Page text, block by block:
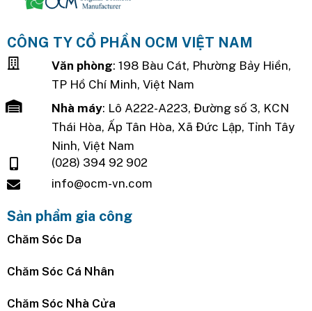
CÔNG TY CỔ PHẦN OCM VIỆT NAM
Văn phòng: 198 Bàu Cát, Phường Bảy Hiền,
TP Hồ Chí Minh, Việt Nam
Nhà máy: Lô A222-A223, Đường số 3, KCN
Thái Hòa, Ấp Tân Hòa, Xã Đức Lập, Tỉnh Tây
Ninh, Việt Nam
(028) 394 92 902
info@ocm-vn.com
Sản phẩm gia công
Chăm Sóc Da
Chăm Sóc Cá Nhân
Chăm Sóc Nhà Cửa